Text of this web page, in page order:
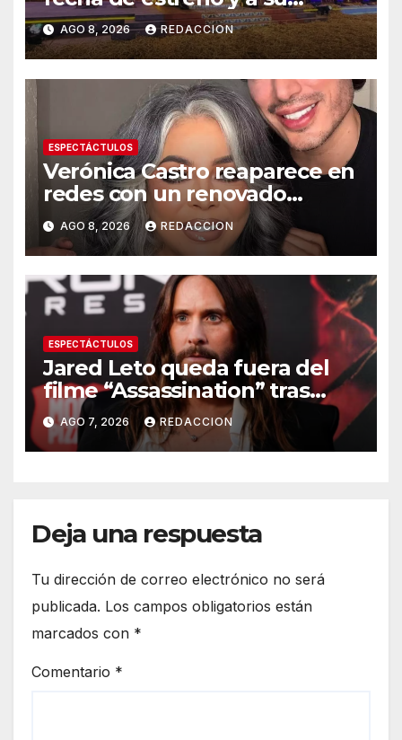
primer famoso confirmado
AGO 8, 2026 REDACCION
ESPECTÁCTULOS
Verónica Castro reaparece en
redes con un renovado
cambio de look
AGO 8, 2026 REDACCION
ESPECTÁCTULOS
Jared Leto queda fuera del
filme “Assassination” tras
resurgir denuncias de
conducta sexual inapropiada
AGO 7, 2026 REDACCION
Deja una respuesta
Tu dirección de correo electrónico no será
publicada. Los campos obligatorios están
marcados con *
Comentario *